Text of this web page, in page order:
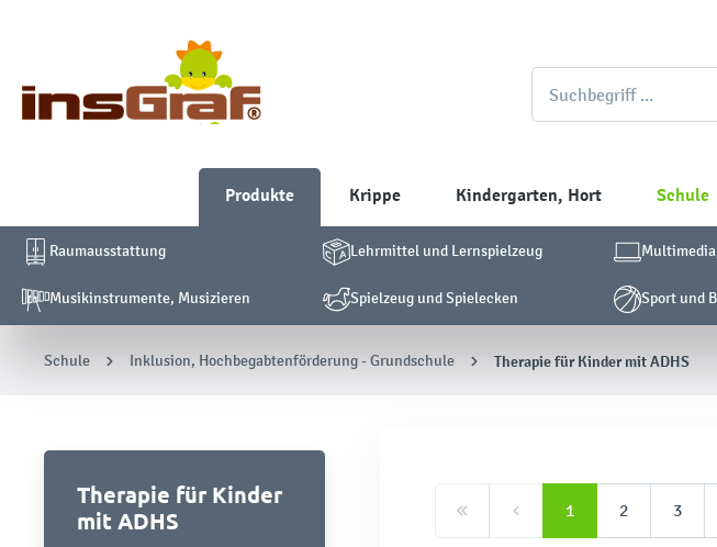
Produkte Krippe Kindergarten, Hort Schule
Raumausstattung Lehrmittel und Lernspielzeug
Musikinstrumente, Musizieren Spielzeug und Spielecken Sport und
Schule Inklusion, Hochbegabtenförderung - Grundschule Therapie für Kinder mit ADHS
Therapie für Kinder
mit ADHS
1 2 3